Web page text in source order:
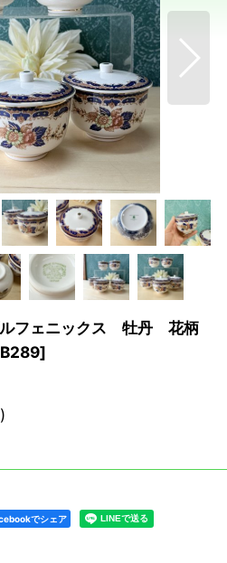
フェニックス 牡丹 花柄
B289]
でシェア